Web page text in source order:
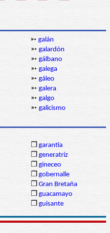
➳ galán
➳ galardón
➳ gálbano
➳ galega
➳ gáleo
➳ galera
➳ galgo
➳ galicismo
❒ garantía
❒ generatriz
❒ gineceo
❒ gobernalle
❒ Gran Bretaña
❒ guacamayo
❒ guisante